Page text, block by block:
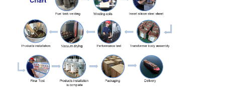
250kVA 550 2230 1250